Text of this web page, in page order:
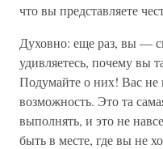
что вы представляете
Духовно: еще раз, вы —
удивляетесь, почему вы
Подумайте о них! Вас не
возможность. Это та
выполнять, и это не
быть в месте, где вы не